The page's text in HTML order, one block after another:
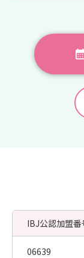
IBJ公認加盟番
06639